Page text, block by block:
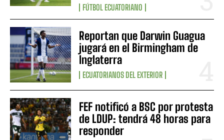
FÚTBOL ECUATORIANO
Reportan que Darwin Guagua
jugará en el Birmingham de
Inglaterra
ECUATORIANOS DEL EXTERIOR
FEF notificó a BSC por protesta
de LDUP: tendrá 48 horas para
responder